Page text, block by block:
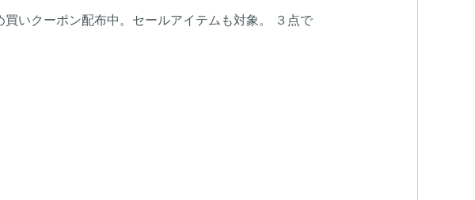
いクーポン配布中。セールアイテムも対象。 ３点で